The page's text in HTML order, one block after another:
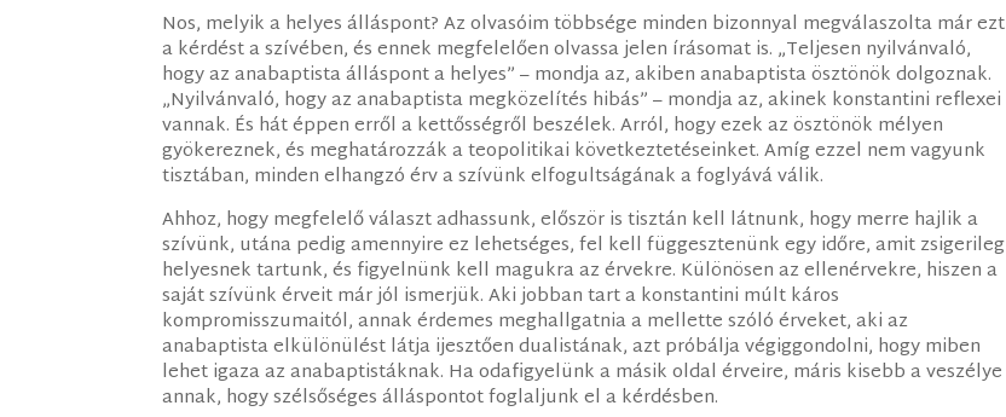
Nos, melyik a helyes álláspont? Az olvasóim többsége minden bizonnyal megválaszolta már ezt
a kérdést a szívében, és ennek megfelelően olvassa jelen írásomat is. „Teljesen nyilvánvaló,
hogy az anabaptista álláspont a helyes” – mondja az, akiben anabaptista ösztönök dolgoznak.
„Nyilvánvaló, hogy az anabaptista megközelítés hibás” – mondja az, akinek konstantini reflexei
vannak. És hát éppen erről a kettősségről beszélek. Arról, hogy ezek az ösztönök mélyen
gyökereznek, és meghatározzák a teopolitikai következtetéseinket. Amíg ezzel nem vagyunk
tisztában, minden elhangzó érv a szívünk elfogultságának a foglyává válik.
Ahhoz, hogy megfelelő választ adhassunk, először is tisztán kell látnunk, hogy merre hajlik a
szívünk, utána pedig amennyire ez lehetséges, fel kell függesztenünk egy időre, amit zsigerileg
helyesnek tartunk, és figyelnünk kell magukra az érvekre. Különösen az ellenérvekre, hiszen a
saját szívünk érveit már jól ismerjük. Aki jobban tart a konstantini múlt káros
kompromisszumaitól, annak érdemes meghallgatnia a mellette szóló érveket, aki az
anabaptista elkülönülést látja ijesztően dualistának, azt próbálja végiggondolni, hogy miben
lehet igaza az anabaptistáknak. Ha odafigyelünk a másik oldal érveire, máris kisebb a veszélye
annak, hogy szélsőséges álláspontot foglaljunk el a kérdésben.